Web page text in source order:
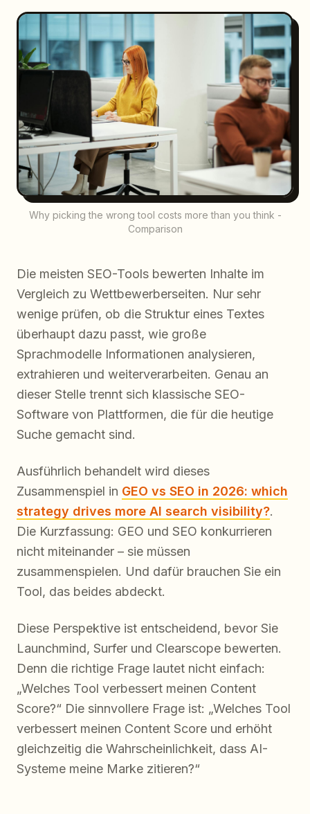
Why picking the wrong tool costs more than you think -
Comparison
Die meisten SEO-Tools bewerten Inhalte im
Vergleich zu Wettbewerberseiten. Nur sehr
wenige prüfen, ob die Struktur eines Textes
überhaupt dazu passt, wie große
Sprachmodelle Informationen analysieren,
extrahieren und weiterverarbeiten. Genau an
dieser Stelle trennt sich klassische SEO-
Software von Plattformen, die für die heutige
Suche gemacht sind.
Ausführlich behandelt wird dieses
Zusammenspiel in GEO vs SEO in 2026: which
strategy drives more AI search visibility?.
Die Kurzfassung: GEO und SEO konkurrieren
nicht miteinander – sie müssen
zusammenspielen. Und dafür brauchen Sie ein
Tool, das beides abdeckt.
Diese Perspektive ist entscheidend, bevor Sie
Launchmind, Surfer und Clearscope bewerten.
Denn die richtige Frage lautet nicht einfach:
„Welches Tool verbessert meinen Content
Score?“ Die sinnvollere Frage ist: „Welches Tool
verbessert meinen Content Score und erhöht
gleichzeitig die Wahrscheinlichkeit, dass AI-
Systeme meine Marke zitieren?“